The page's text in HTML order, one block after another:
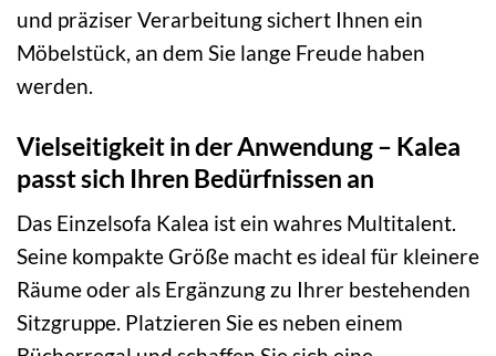
und präziser Verarbeitung sichert Ihnen ein
Möbelstück, an dem Sie lange Freude haben
werden.
Vielseitigkeit in der Anwendung – Kalea
passt sich Ihren Bedürfnissen an
Das Einzelsofa Kalea ist ein wahres Multitalent.
Seine kompakte Größe macht es ideal für kleinere
Räume oder als Ergänzung zu Ihrer bestehenden
Sitzgruppe. Platzieren Sie es neben einem